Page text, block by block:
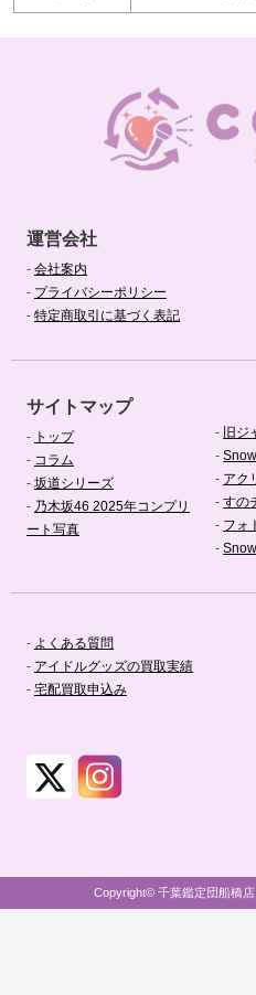
運営会社
- 会社案内
- プライバシーポリシー
- 特定商取引に基づく表記
サイトマップ
- トップ
- コラム
- 坂道シリーズ
- 乃木坂46 2025年コンプリ
ート写真
- 旧ジ
-
- アク
-すの
- フォ
-
- よくある質問
- アイドルグッズの買取実績
- 宅配買取申込み
Copyright© 千葉鑑定団船橋